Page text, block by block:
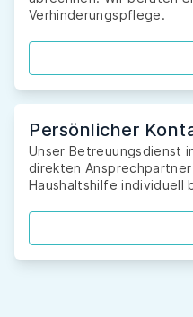
Verhinderungspflege.
Persönlicher
Unser Betreuungsdienst
direkten
Haushaltshilfe individuell